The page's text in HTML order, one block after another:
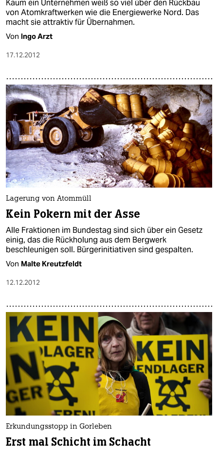
Kaum ein Unternehmen weiß so viel über den Rückbau
von Atomkraftwerken wie die Energiewerke Nord. Das
macht sie attraktiv für Übernahmen.
Von Ingo Arzt
17.12.2012
Lagerung von Atommüll
Kein Pokern mit der Asse
Alle Fraktionen im Bundestag sind sich über ein Gesetz
einig, das die Rückholung aus dem Bergwerk
beschleunigen soll. Bürgerinitiativen sind gespalten.
Von Malte Kreutzfeldt
12.12.2012
Erkundungsstopp in Gorleben
Erst mal Schicht im Schacht